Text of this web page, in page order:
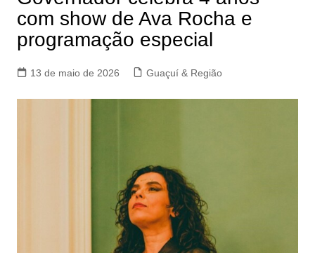
com show de Ava Rocha e
programação especial
13 de maio de 2026 Guaçuí & Região